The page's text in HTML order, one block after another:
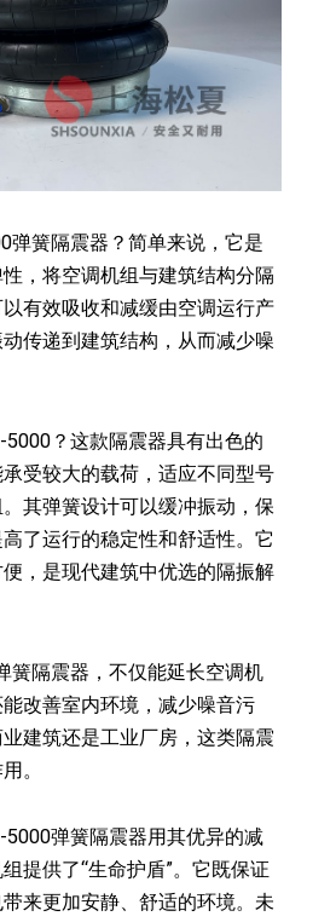
弹簧隔震器？简单来说，它是
，将空调机组与建筑结构分隔
有效吸收和减缓由空调运行产
传递到建筑结构，从而减少噪
？这款隔震器具有出色的
受较大的载荷，适应不同型号
其弹簧设计可以缓冲振动，保
了运行的稳定性和舒适性。它
，是现代建筑中优选的隔振解
簧隔震器，不仅能延长空调机
改善室内环境，减少噪音污
建筑还是工业厂房，这类隔震
。
弹簧隔震器用其优异的减
提供了“生命护盾”。它既保证
来更加安静、舒适的环境。未